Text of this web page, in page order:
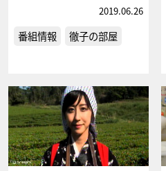
2019.06.26
番組情報 徹子の部屋